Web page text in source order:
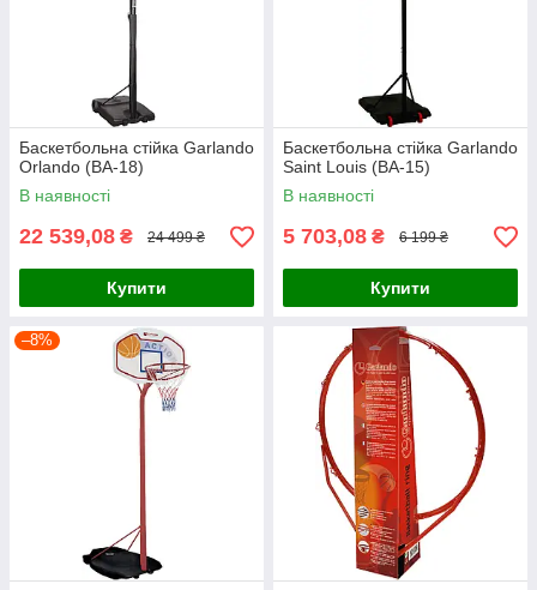
Баскетбольна стійка Garlando
Orlando (BA-18)
В наявності
22 539,08 ₴ 24 499 ₴
Купити
Баскетбольна стійка Garlando
Saint Louis (BA-15)
В наявності
5 703,08 ₴ 6 199 ₴
Купити
–8%